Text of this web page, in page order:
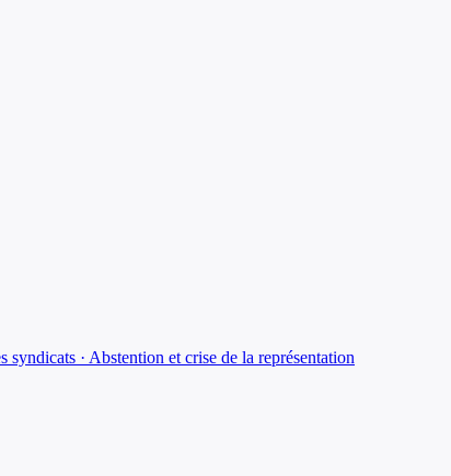
· Abstention et crise de la représentation